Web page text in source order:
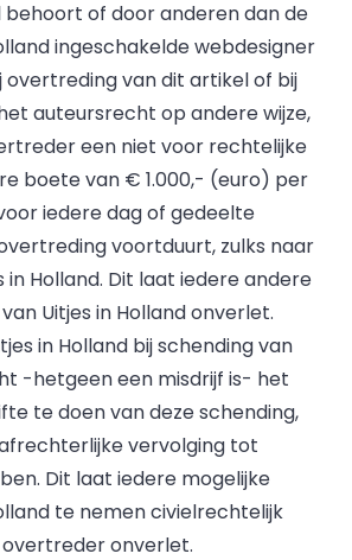
behoort of door anderen dan de
ingeschakelde webdesigner
overtreding van dit artikel of bij
auteursrecht op andere wijze,
een niet voor rechtelijke
boete van € 1.000,- (euro) per
iedere dag of gedeelte
voortduurt, zulks naar
in Holland. Dit laat iedere andere
Uitjes in Holland onverlet.
in Holland bij schending van
-hetgeen een misdrijf is- het
te doen van deze schending,
vervolging tot
Dit laat iedere mogelijke
te nemen civielrechtelijk
onverlet.